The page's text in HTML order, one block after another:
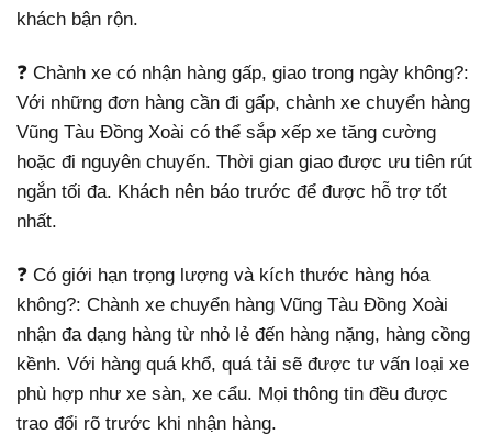
khách bận rộn.
❓ Chành xe có nhận hàng gấp, giao trong ngày không?:
Với những đơn hàng cần đi gấp, chành xe chuyển hàng
Vũng Tàu Đồng Xoài có thể sắp xếp xe tăng cường
hoặc đi nguyên chuyến. Thời gian giao được ưu tiên rút
ngắn tối đa. Khách nên báo trước để được hỗ trợ tốt
nhất.
❓ Có giới hạn trọng lượng và kích thước hàng hóa
không?: Chành xe chuyển hàng Vũng Tàu Đồng Xoài
nhận đa dạng hàng từ nhỏ lẻ đến hàng nặng, hàng cồng
kềnh. Với hàng quá khổ, quá tải sẽ được tư vấn loại xe
phù hợp như xe sàn, xe cẩu. Mọi thông tin đều được
trao đổi rõ trước khi nhận hàng.